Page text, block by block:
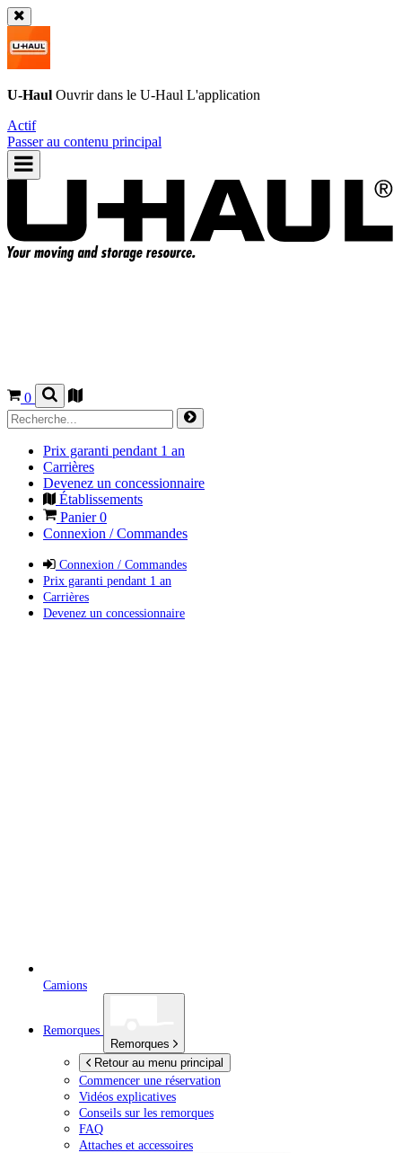
U-Haul Ouvrir dans le U-Haul L'application
Actif
Passer au contenu principal
0
Prix garanti pendant 1 an
Carrières
Devenez un concessionnaire
Établissements
Panier0
Connexion / Commandes
Connexion / Commandes
Prix garanti pendant 1 an
Carrières
Devenez un concessionnaire
Camions
Remorques
Remorques
Retour au menu principal
Commencer une réservation
Vidéos explicatives
Conseils sur les remorques
FAQ
Attaches et accessoires